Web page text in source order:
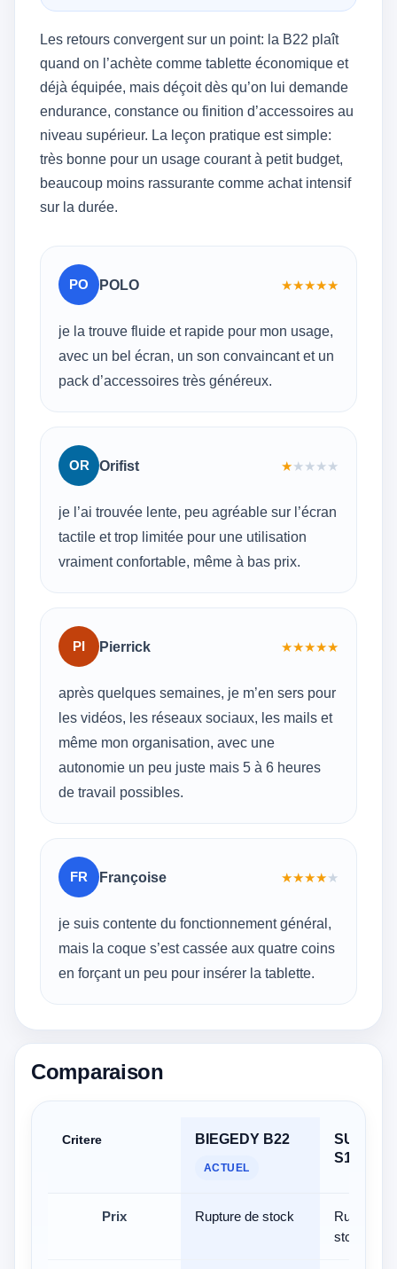
Les retours convergent sur un point: la B22 plaît
quand on l’achète comme tablette économique et
déjà équipée, mais déçoit dès qu’on lui demande
endurance, constance ou finition d’accessoires au
niveau supérieur. La leçon pratique est simple:
très bonne pour un usage courant à petit budget,
beaucoup moins rassurante comme achat intensif
sur la durée.
PO POLO ★★★★★
je la trouve fluide et rapide pour mon usage,
avec un bel écran, un son convaincant et un
pack d’accessoires très généreux.
OR Orifist ★★★★★
je l’ai trouvée lente, peu agréable sur l’écran
tactile et trop limitée pour une utilisation
vraiment confortable, même à bas prix.
PI Pierrick ★★★★★
après quelques semaines, je m’en sers pour
les vidéos, les réseaux sociaux, les mails et
même mon organisation, avec une
autonomie un peu juste mais 5 à 6 heures
de travail possibles.
FR Françoise ★★★★★
je suis contente du fonctionnement général,
mais la coque s’est cassée aux quatre coins
en forçant un peu pour insérer la tablette.
Comparaison
Critere BIEGEDY B22
ACTUEL
SUAAT
S10
Prix Rupture de stock
Rupture de
stock